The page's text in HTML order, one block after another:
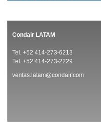
Condair LATAM
Tel. +52 414-273-6213
Tel. +52 414-273-2229
ventas.latam@condair.com